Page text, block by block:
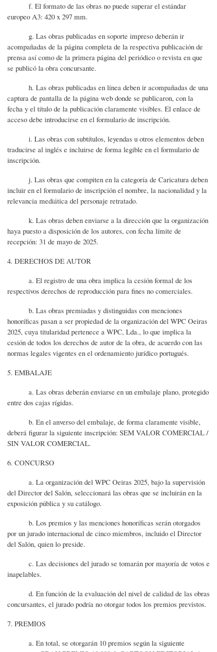
f. El formato de las obras no puede superar el estándar
europeo A3: 420 x 297 mm.
g. Las obras publicadas en soporte impreso deberán ir
acompañadas de la página completa de la respectiva publicación de
prensa así como de la primera página del periódico o revista en que
se publicó la obra concursante.
h. Las obras publicadas en línea deben ir acompañadas de una
captura de pantalla de la página web donde se publicaron, con la
fecha y el título de la publicación claramente visibles. El enlace de
acceso debe introducirse en el formulario de inscripción.
i. Las obras con subtítulos, leyendas u otros elementos deben
traducirse al inglés e incluirse de forma legible en el formulario de
inscripción.
j. Las obras que compiten en la categoría de Caricatura deben
incluir en el formulario de inscripción el nombre, la nacionalidad y la
relevancia mediática del personaje retratado.
k. Las obras deben enviarse a la dirección que la organización
haya puesto a disposición de los autores, con fecha límite de
recepción: 31 de mayo de 2025.
4. DERECHOS DE AUTOR
a. El registro de una obra implica la cesión formal de los
respectivos derechos de reproducción para fines no comerciales.
b. Las obras premiadas y distinguidas con menciones
honoríficas pasan a ser propiedad de la organización del WPC Oeiras
2025, cuya titularidad pertenece a WPC, Lda., lo que implica la
cesión de todos los derechos de autor de la obra, de acuerdo con las
normas legales vigentes en el ordenamiento jurídico portugués.
5. EMBALAJE
a. Las obras deberán enviarse en un embalaje plano, protegido
entre dos cajas rígidas.
b. En el anverso del embalaje, de forma claramente visible,
deberá figurar la siguiente inscripción: SEM VALOR COMERCIAL /
SIN VALOR COMERCIAL.
6. CONCURSO
a. La organización del WPC Oeiras 2025, bajo la supervisión
del Director del Salón, seleccionará las obras que se incluirán en la
exposición pública y su catálogo.
b. Los premios y las menciones honoríficas serán otorgados
por un jurado internacional de cinco miembros, incluido el Director
del Salón, quien lo preside.
c. Las decisiones del jurado se tomarán por mayoría de votos e
inapelables.
d. En función de la evaluación del nivel de calidad de las obras
concursantes, el jurado podría no otorgar todos los premios previstos.
7. PREMIOS
a. En total, se otorgarán 10 premios según la siguiente